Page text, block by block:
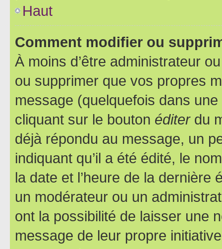
Haut
Comment modifier ou
À moins d’être administrateur
ou supprimer que vos propres
message (quelquefois dans
cliquant sur le bouton éditerdu
déjà répondu au message, un
indiquant qu’il a été édité, le
la date et l’heure de la dernière
un modérateur ou un
ont la possibilité de laisser une
message de leur propre